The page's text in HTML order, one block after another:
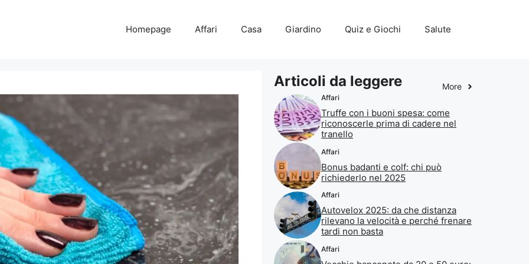
Homepage Affari Casa Giardino Quiz e Giochi Salute
Articoli da leggere More
Affari
Truffe con i buoni spesa: come
riconoscerle prima di cadere nel
tranello
Affari
Bonus badanti e colf: chi può
richiederlo nel 2025
Affari
Autovelox 2025: da che distanza
rilevano la velocità e perché frenare
tardi non basta
Affari